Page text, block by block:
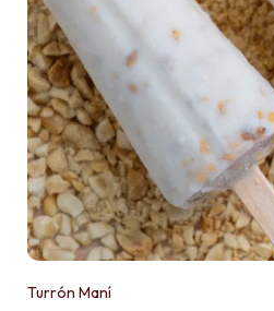
Turrón Maní